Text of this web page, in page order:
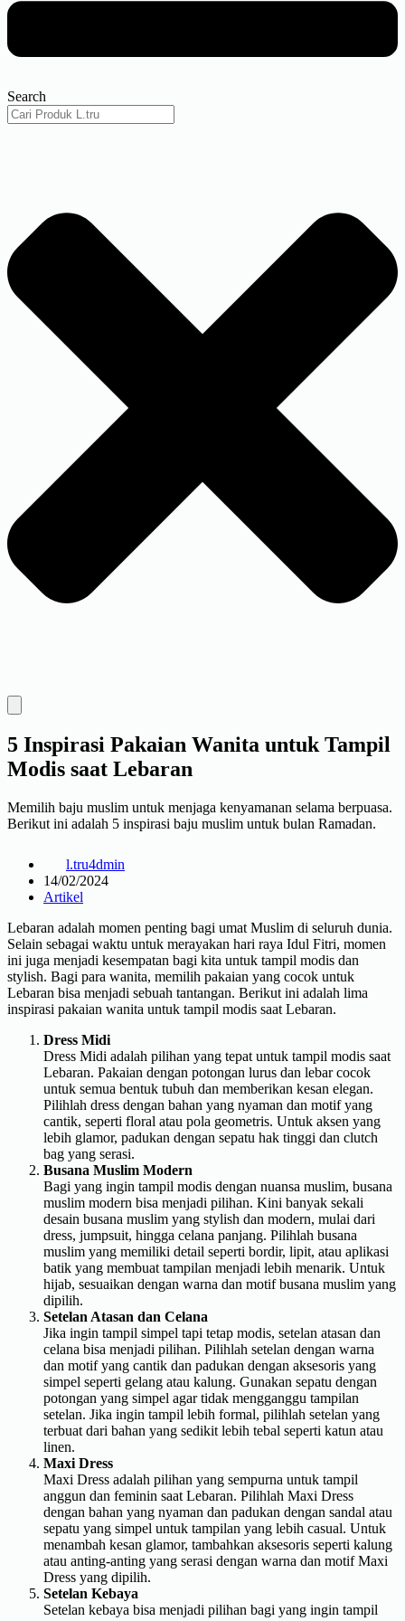
Search
5 Inspirasi Pakaian Wanita untuk Tampil
Modis saat Lebaran
Memilih baju muslim untuk menjaga kenyamanan selama berpuasa.
Berikut ini adalah 5 inspirasi baju muslim untuk bulan Ramadan.
l.tru4dmin
14/02/2024
Artikel
Lebaran adalah momen penting bagi umat Muslim di seluruh dunia.
Selain sebagai waktu untuk merayakan hari raya Idul Fitri, momen
ini juga menjadi kesempatan bagi kita untuk tampil modis dan
stylish. Bagi para wanita, memilih pakaian yang cocok untuk
Lebaran bisa menjadi sebuah tantangan. Berikut ini adalah lima
inspirasi pakaian wanita untuk tampil modis saat Lebaran.
Dress Midi
Dress Midi adalah pilihan yang tepat untuk tampil modis saat
Lebaran. Pakaian dengan potongan lurus dan lebar cocok
untuk semua bentuk tubuh dan memberikan kesan elegan.
Pilihlah dress dengan bahan yang nyaman dan motif yang
cantik, seperti floral atau pola geometris. Untuk aksen yang
lebih glamor, padukan dengan sepatu hak tinggi dan clutch
bag yang serasi.
Busana Muslim Modern
Bagi yang ingin tampil modis dengan nuansa muslim, busana
muslim modern bisa menjadi pilihan. Kini banyak sekali
desain busana muslim yang stylish dan modern, mulai dari
dress, jumpsuit, hingga celana panjang. Pilihlah busana
muslim yang memiliki detail seperti bordir, lipit, atau aplikasi
batik yang membuat tampilan menjadi lebih menarik. Untuk
hijab, sesuaikan dengan warna dan motif busana muslim yang
dipilih.
Setelan Atasan dan Celana
Jika ingin tampil simpel tapi tetap modis, setelan atasan dan
celana bisa menjadi pilihan. Pilihlah setelan dengan warna
dan motif yang cantik dan padukan dengan aksesoris yang
simpel seperti gelang atau kalung. Gunakan sepatu dengan
potongan yang simpel agar tidak mengganggu tampilan
setelan. Jika ingin tampil lebih formal, pilihlah setelan yang
terbuat dari bahan yang sedikit lebih tebal seperti katun atau
linen.
Maxi Dress
Maxi Dress adalah pilihan yang sempurna untuk tampil
anggun dan feminin saat Lebaran. Pilihlah Maxi Dress
dengan bahan yang nyaman dan padukan dengan sandal atau
sepatu yang simpel untuk tampilan yang lebih casual. Untuk
menambah kesan glamor, tambahkan aksesoris seperti kalung
atau anting-anting yang serasi dengan warna dan motif Maxi
Dress yang dipilih.
Setelan Kebaya
Setelan kebaya bisa menjadi pilihan bagi yang ingin tampil